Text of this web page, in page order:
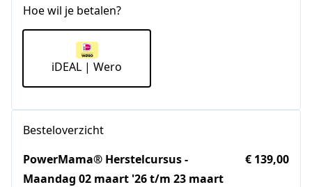
Hoe wil je betalen?
iDEAL | Wero
Besteloverzicht
PowerMama® Herstelcursus -
Maandag 02 maart '26 t/m 23 maart
€ 139,00